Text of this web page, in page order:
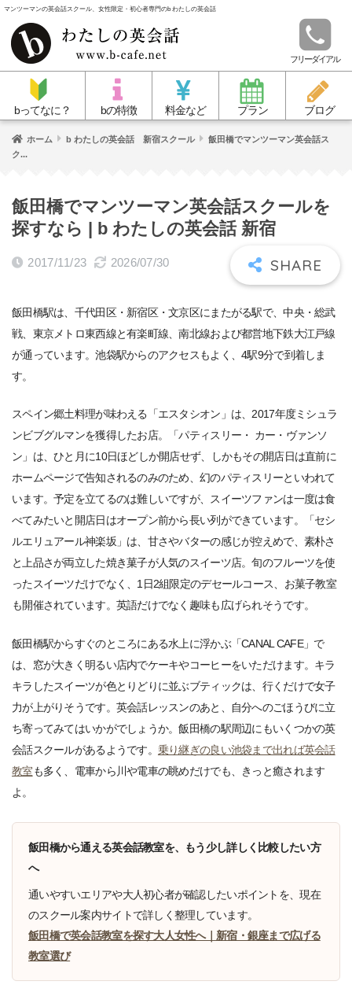
マンツーマンの英会話スクール、女性限定・初心者専門のb わたしの英会話
フリーダイアル
bってなに？ bの特徴 料金など プラン ブログ
ホーム b わたしの英会話 新宿スクール
飯田橋でマンツーマン英会話ス
ク...
飯田橋でマンツーマン英会話スクールを
探すなら | b わたしの英会話 新宿
2017/11/23 2026/07/30
飯田橋駅は、千代田区・新宿区・文京区にまたがる駅で、中央・総武
戦、東京メトロ東西線と有楽町線、南北線および都営地下鉄大江戸線
が通っています。池袋駅からのアクセスもよく、4駅9分で到着しま
す。
スペイン郷土料理が味わえる「エスタシオン」は、2017年度ミシュラ
ンビブグルマンを獲得したお店。「パティスリー・ カー・ヴァンソ
ン」は、ひと月に10日ほどしか開店せず、しかもその開店日は直前に
ホームページで告知されるのみのため、幻のパティスリーといわれて
います。予定を立てるのは難しいですが、スイーツファンは一度は食
べてみたいと開店日はオープン前から長い列ができています。「セシ
ルエリュアール神楽坂」は、甘さやバターの感じが控えめで、素朴さ
と上品さが両立した焼き菓子が人気のスイーツ店。旬のフルーツを使
ったスイーツだけでなく、1日2組限定のデセールコース、お菓子教室
も開催されています。英語だけでなく趣味も広げられそうです。
飯田橋駅からすぐのところにある水上に浮かぶ「CANAL CAFE」で
は、窓が大きく明るい店内でケーキやコーヒーをいただけます。キラ
キラしたスイーツが色とりどりに並ぶブティックは、行くだけで女子
力が上がりそうです。英会話レッスンのあと、自分へのごほうびに立
ち寄ってみてはいかがでしょうか。飯田橋の駅周辺にもいくつかの英
会話スクールがあるようです。 乗り継ぎの良い池袋まで出れば英会話
教室も多く、電車から川や電車の眺めだけでも、きっと癒されます
よ。
飯田橋から通える英会話教室を、もう少し詳しく比較したい方
へ
通いやすいエリアや大人初心者が確認したいポイントを、現在
のスクール案内サイトで詳しく整理しています。
飯田橋で英会話教室を探す大人女性へ｜新宿・銀座まで広げる
教室選び